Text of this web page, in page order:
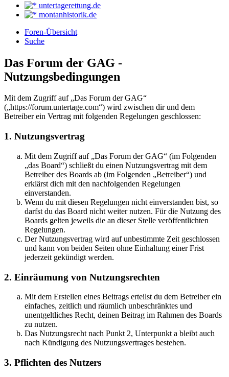
untertagerettung.de
montanhistorik.de
Foren-Übersicht
Suche
Das Forum der GAG -
Nutzungsbedingungen
Mit dem Zugriff auf „Das Forum der GAG“
(„https://forum.untertage.com“) wird zwischen dir und dem
Betreiber ein Vertrag mit folgenden Regelungen geschlossen:
1. Nutzungsvertrag
Mit dem Zugriff auf „Das Forum der GAG“ (im Folgenden
„das Board“) schließt du einen Nutzungsvertrag mit dem
Betreiber des Boards ab (im Folgenden „Betreiber“) und
erklärst dich mit den nachfolgenden Regelungen
einverstanden.
Wenn du mit diesen Regelungen nicht einverstanden bist, so
darfst du das Board nicht weiter nutzen. Für die Nutzung des
Boards gelten jeweils die an dieser Stelle veröffentlichten
Regelungen.
Der Nutzungsvertrag wird auf unbestimmte Zeit geschlossen
und kann von beiden Seiten ohne Einhaltung einer Frist
jederzeit gekündigt werden.
2. Einräumung von Nutzungsrechten
Mit dem Erstellen eines Beitrags erteilst du dem Betreiber ein
einfaches, zeitlich und räumlich unbeschränktes und
unentgeltliches Recht, deinen Beitrag im Rahmen des Boards
zu nutzen.
Das Nutzungsrecht nach Punkt 2, Unterpunkt a bleibt auch
nach Kündigung des Nutzungsvertrages bestehen.
3. Pflichten des Nutzers